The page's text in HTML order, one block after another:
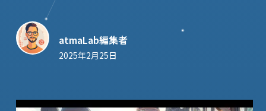
atmaLab編集者
2025年2月25日